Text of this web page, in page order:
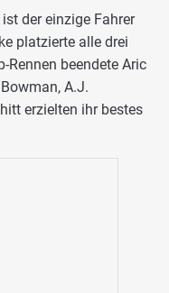
der einzige Fahrer
platzierte alle drei
Rennen beendete Aric
A.J.
erzielten ihr bestes